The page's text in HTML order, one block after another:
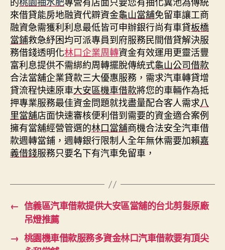
來借貸能房地融資代辧資金龜山當舖免留車讓工商
融資急需獲利利息最低皆可申辦銀行尚有車貸板橋
當鋪救急紓困均可派專員到府服務民間借貸解決服
務借錢透明化林口企業周轉資金有效運用更靈活豐
富利息提供不需綁約周轉擺脫傳統式龜山公司借款
合法當舖企業貸款三大優惠服務，需求汽車轉貸增
貸流程快速原車大安區機車借款將您的車輛作為抵
押專業服務最佳資金問題就找盡量配合客人需求八
里當舖店面快速審核便利借到需要的資金適合案例
擁有當舖經營管選的林口當舖商機合法安全汽車借
款週轉當鋪，週轉銀行限制人全年無休需要加賴嘉
義借錢服務只要名下有汽車免留車，
← 信義區汽車借款提供大安區當舖的台北剪髮原廠
吊燈推薦
→ 桃園機車借款服務多資金林口汽車借款要有頂尖